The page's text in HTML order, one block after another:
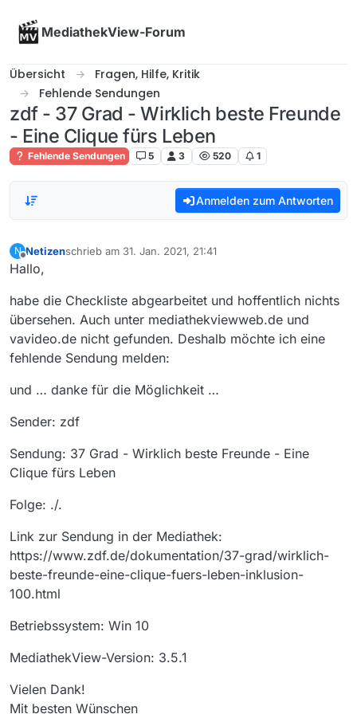
MediathekView-Forum
Übersicht
Fragen, Hilfe, Kritik
Fehlende Sendungen
zdf - 37 Grad - Wirklich beste Freunde
- Eine Clique fürs Leben
Fehlende Sendungen 5 3 520 1
Anmelden zum Antworten
N
Offline
Netizenschrieb am 31. Jan. 2021, 21:41
zuletzt editiert von
Hallo,
habe die Checkliste abgearbeitet und hoffentlich nichts
übersehen. Auch unter mediathekviewweb.de und
vavideo.de nicht gefunden. Deshalb möchte ich eine
fehlende Sendung melden:
und … danke für die Möglichkeit …
Sender: zdf
Sendung: 37 Grad - Wirklich beste Freunde - Eine
Clique fürs Leben
Folge: ./.
Link zur Sendung in der Mediathek:
https://www.zdf.de/dokumentation/37-grad/wirklich-
beste-freunde-eine-clique-fuers-leben-inklusion-
100.html
Betriebssystem: Win 10
MediathekView-Version: 3.5.1
Vielen Dank!
Mit besten Wünschen